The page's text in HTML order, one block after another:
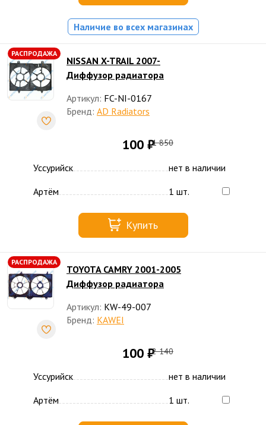
Наличие во всех магазинах
РАСПРОДАЖА
NISSAN X-TRAIL 2007-
Диффузор радиатора
Артикул: FC-NI-0167
Бренд: AD Radiators
100 ₽1 850
Уссурийск
нет в наличии
Артём
1 шт.
Купить
РАСПРОДАЖА
TOYOTA CAMRY 2001-2005
Диффузор радиатора
Артикул: KW-49-007
Бренд: KAWEI
100 ₽2 140
Уссурийск
нет в наличии
Артём
1 шт.